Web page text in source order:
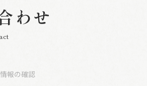
わせ
情報の確認